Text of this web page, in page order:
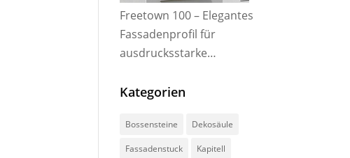
Freetown 100 – Elegantes
Fassadenprofil für
ausdrucksstarke
Kategorien
Bossensteine Dekosäule
Fassadenstuck Kapitell